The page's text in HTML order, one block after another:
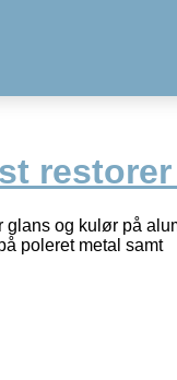
restorer
og kulør på
poleret metal samt